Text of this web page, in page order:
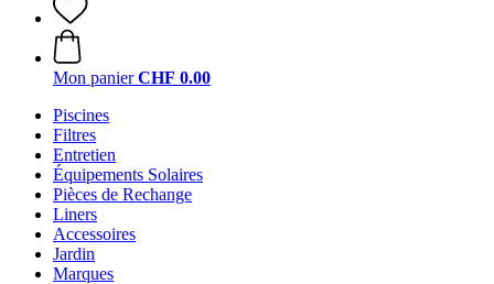
Mon panier CHF 0.00
Piscines
Filtres
Entretien
Équipements Solaires
Pièces de Rechange
Liners
Accessoires
Jardin
Marques